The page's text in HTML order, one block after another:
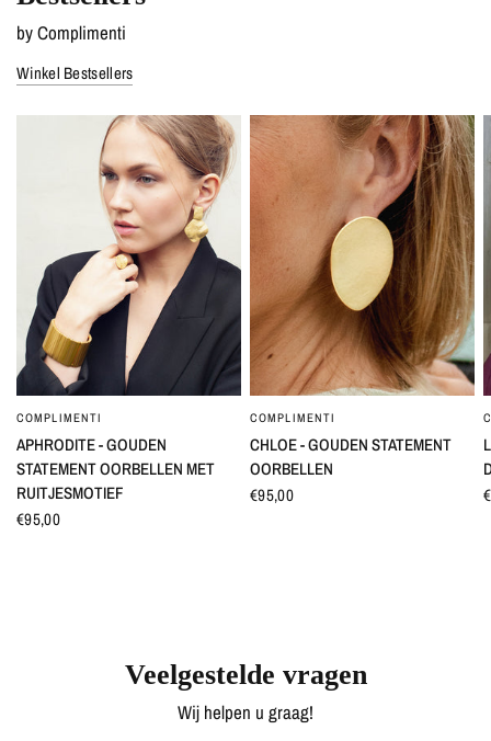
by Complimenti
Winkel Bestsellers
SNEL BEKIJKEN
COMPLIMENTI
APHRODITE - GOUDEN
STATEMENT OORBELLEN MET
RUITJESMOTIEF
€95,00
SNEL BEKIJKEN
COMPLIMENTI
CHLOE - GOUDEN STATEMENT
OORBELLEN
€95,00
Veelgestelde vragen
Wij helpen u graag!